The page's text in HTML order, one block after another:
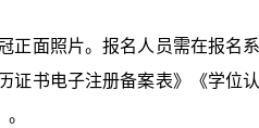
面照片。报名人员需在报名
证书电子注册备案表》《学位